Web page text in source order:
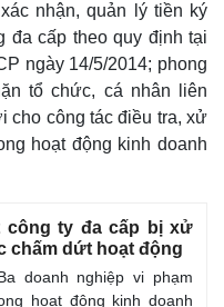
nhận, quản lý tiền ký
đa cấp theo quy định tại
ngày 14/5/2014; phong
tổ chức, cá nhân liên
cho công tác điều tra, xử
hoạt động kinh doanh
công ty đa cấp bị xử
chấm dứt hoạt động
doanh nghiệp vi phạm
hoạt động kinh doanh